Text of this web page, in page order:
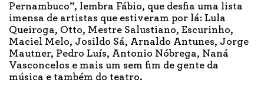
Pernambuco”, lembra Fábio, que desfia uma lista
imensa de artistas que estiveram por lá: Lula
Queiroga, Otto, Mestre Salustiano, Escurinho,
Maciel Melo, Josildo Sá, Arnaldo Antunes, Jorge
Mautner, Pedro Luís, Antonio Nóbrega, Naná
Vasconcelos e mais um sem fim de gente da
música e também do teatro.